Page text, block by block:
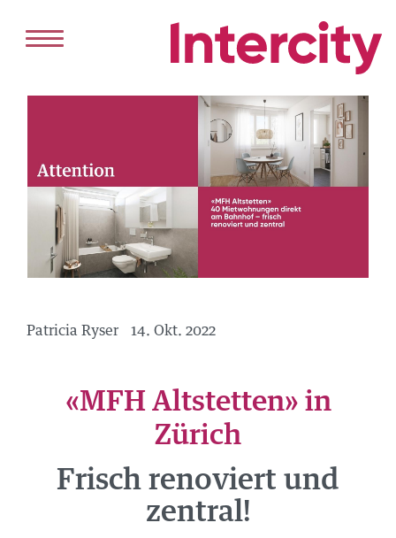
DIENSTLEISTUNGEN
VERKAUF
VERMIETUNG
PROJEKTENTWICKLUNG
KAUFEN
REFERENZEN
ÜBER UNS
STANDORTE
Patricia Ryser 14. Okt. 2022
«MFH Altstetten» in
Zürich
Frisch renoviert und
zentral!